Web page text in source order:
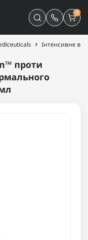
0
Інтенсивне
проти